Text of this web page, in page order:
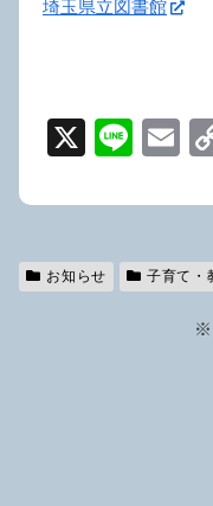
埼玉県立図書館
X
Li
e
E
お知らせ 子育て・
※